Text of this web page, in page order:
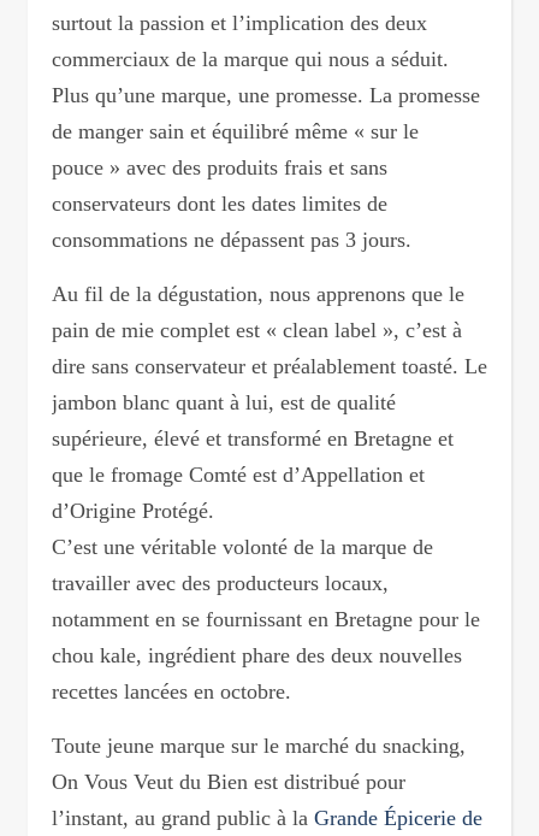
surtout la passion et l’implication des deux
commerciaux de la marque qui nous a séduit.
Plus qu’une marque, une promesse. La promesse
de manger sain et équilibré même « sur le
pouce » avec des produits frais et sans
conservateurs dont les dates limites de
consommations ne dépassent pas 3 jours.
Au fil de la dégustation, nous apprenons que le
pain de mie complet est « clean label », c’est à
dire sans conservateur et préalablement toasté. Le
jambon blanc quant à lui, est de qualité
supérieure, élevé et transformé en Bretagne et
que le fromage Comté est d’Appellation et
d’Origine Protégé.
C’est une véritable volonté de la marque de
travailler avec des producteurs locaux,
notamment en se fournissant en Bretagne pour le
chou kale, ingrédient phare des deux nouvelles
recettes lancées en octobre.
Toute jeune marque sur le marché du snacking,
On Vous Veut du Bien est distribué pour
l’instant, au grand public à la Grande Épicerie de